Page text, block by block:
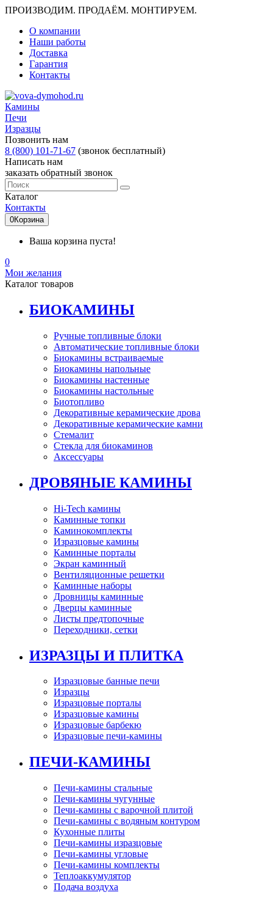
ПРОИЗВОДИМ. ПРОДАЁМ. МОНТИРУЕМ.
О компании
Наши работы
Доставка
Гарантия
Контакты
Камины
Печи
Изразцы
Позвонить нам
8 (800) 101-71-67 (звонок бесплатный)
Написать нам
заказать обратный звонок
Каталог
Контакты
0Корзина
Ваша корзина пуста!
0
Мои желания
Каталог товаров
БИОКАМИНЫ
Ручные топливные блоки
Автоматические топливные блоки
Биокамины встраиваемые
Биокамины напольные
Биокамины настенные
Биокамины настольные
Биотопливо
Декоративные керамические дрова
Декоративные керамические камни
Стемалит
Стекла для биокаминов
Аксессуары
ДРОВЯНЫЕ КАМИНЫ
Hi-Tech камины
Каминные топки
Каминокомплекты
Изразцовые камины
Каминные порталы
Экран каминный
Вентиляционные решетки
Каминные наборы
Дровницы каминные
Дверцы каминные
Листы предтопочные
Переходники, сетки
ИЗРАЗЦЫ И ПЛИТКА
Изразцовые банные печи
Изразцы
Изразцовые порталы
Изразцовые камины
Изразцовые барбекю
Изразцовые печи-камины
ПЕЧИ-КАМИНЫ
Печи-камины стальные
Печи-камины чугунные
Печи-камины с варочной плитой
Печи-камины с водяным контуром
Кухонные плиты
Печи-камины изразцовые
Печи-камины угловые
Печи-камины комплекты
Теплоаккумулятор
Подача воздуха